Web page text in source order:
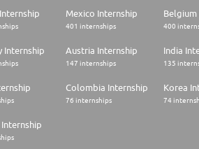
Mexico Internship
401 internships 400
Internship Austria Internship
147 internships
India
135
Colombia Internship
76 internships
Korea
74